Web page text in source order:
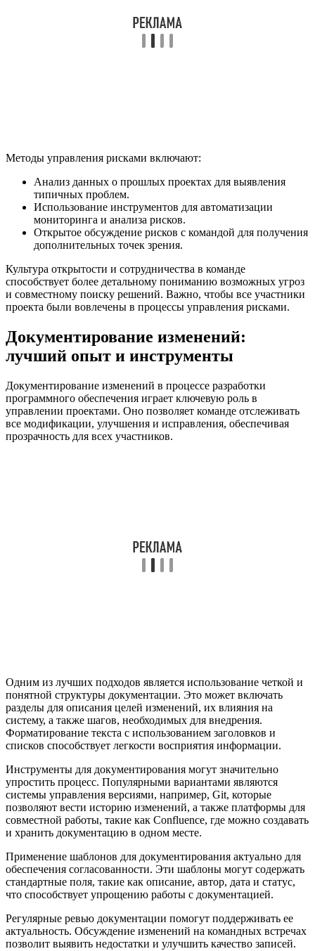
Методы управления рисками включают:
Анализ данных о прошлых проектах для выявления
типичных проблем.
Использование инструментов для автоматизации
мониторинга и анализа рисков.
Открытое обсуждение рисков с командой для получения
дополнительных точек зрения.
Культура открытости и сотрудничества в команде
способствует более детальному пониманию возможных угроз
и совместному поиску решений. Важно, чтобы все участники
проекта были вовлечены в процессы управления рисками.
Документирование изменений:
лучший опыт и инструменты
Документирование изменений в процессе разработки
программного обеспечения играет ключевую роль в
управлении проектами. Оно позволяет команде отслеживать
все модификации, улучшения и исправления, обеспечивая
прозрачность для всех участников.
Одним из лучших подходов является использование четкой и
понятной структуры документации. Это может включать
разделы для описания целей изменений, их влияния на
систему, а также шагов, необходимых для внедрения.
Форматирование текста с использованием заголовков и
списков способствует легкости восприятия информации.
Инструменты для документирования могут значительно
упростить процесс. Популярными вариантами являются
системы управления версиями, например, Git, которые
позволяют вести историю изменений, а также платформы для
совместной работы, такие как Confluence, где можно создавать
и хранить документацию в одном месте.
Применение шаблонов для документирования актуально для
обеспечения согласованности. Эти шаблоны могут содержать
стандартные поля, такие как описание, автор, дата и статус,
что способствует упрощению работы с документацией.
Регулярные ревью документации помогут поддерживать ее
актуальность. Обсуждение изменений на командных встречах
позволит выявить недостатки и улучшить качество записей.